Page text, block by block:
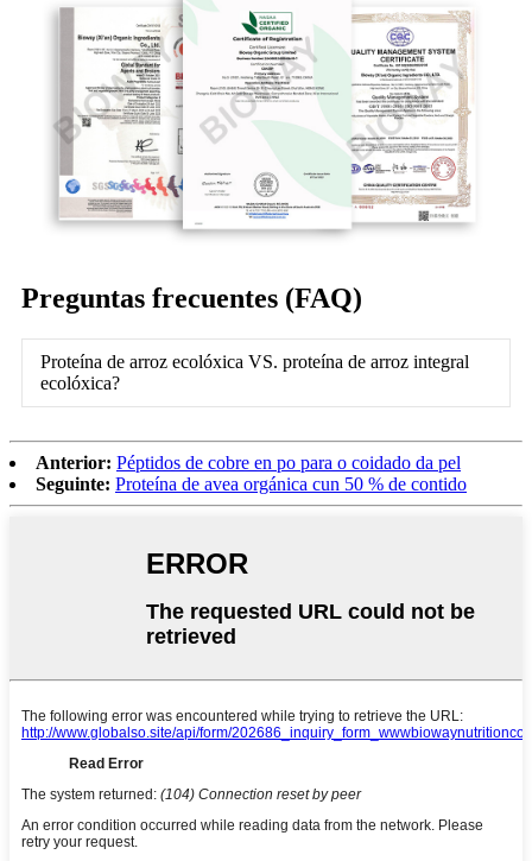
Preguntas frecuentes (FAQ)
Proteína de arroz ecolóxica VS. proteína de arroz integral
ecolóxica?
Anterior: Péptidos de cobre en po para o coidado da pel
Seguinte: Proteína de avea orgánica cun 50 % de contido